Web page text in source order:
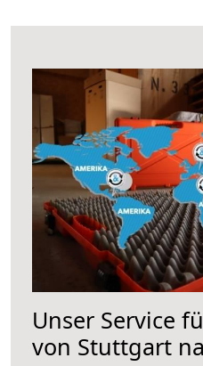
Unser Service
von Stuttgart